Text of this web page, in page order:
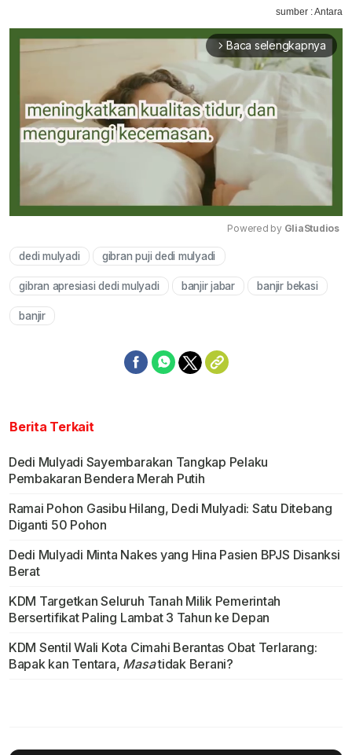
sumber : Antara
arrow_forward_ios Baca selengkapnya
Powered by GliaStudios
dedi mulyadi gibran puji dedi mulyadi
gibran apresiasi dedi mulyadi banjir jabar banjir bekasi
banjir
Berita Terkait
Dedi Mulyadi Sayembarakan Tangkap Pelaku
Pembakaran Bendera Merah Putih
Ramai Pohon Gasibu Hilang, Dedi Mulyadi: Satu Ditebang
Diganti 50 Pohon
Dedi Mulyadi Minta Nakes yang Hina Pasien BPJS Disanksi
Berat
KDM Targetkan Seluruh Tanah Milik Pemerintah
Bersertifikat Paling Lambat 3 Tahun ke Depan
KDM Sentil Wali Kota Cimahi Berantas Obat Terlarang:
Bapak kan Tentara, Masatidak Berani?